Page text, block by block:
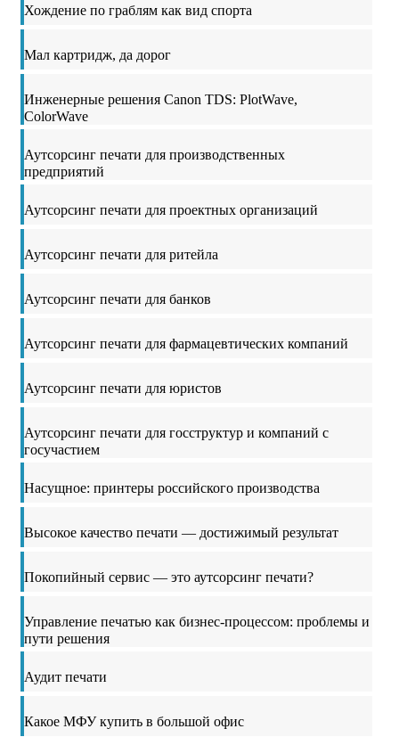
Хождение по граблям как вид спорта
Мал картридж, да дорог
Инженерные решения Canon TDS: PlotWave,
ColorWave
Аутсорсинг печати для производственных
предприятий
Аутсорсинг печати для проектных организаций
Аутсорсинг печати для ритейла
Аутсорсинг печати для банков
Аутсорсинг печати для фармацевтических компаний
Аутсорсинг печати для юристов
Аутсорсинг печати для госструктур и компаний с
госучастием
Насущное: принтеры российского производства
Высокое качество печати — достижимый результат
Покопийный сервис — это аутсорсинг печати?
Управление печатью как бизнес-процессом: проблемы и
пути решения
Аудит печати
Какое МФУ купить в большой офис